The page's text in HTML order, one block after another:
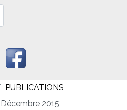
PUBLICATIONS
2015